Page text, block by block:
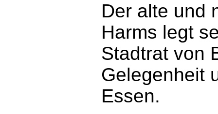
Der alte und
Harms legt
Stadtrat von
Gelegenheit
Essen.